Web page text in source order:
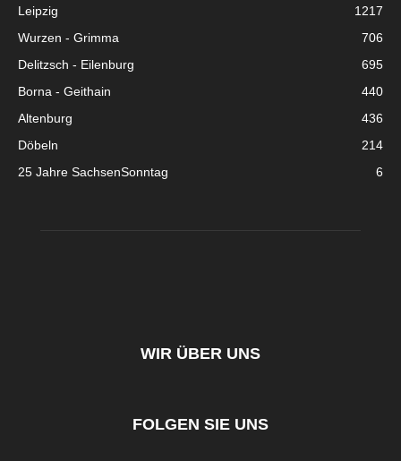
Leipzig
1217
Wurzen - Grimma
706
Delitzsch - Eilenburg
695
Borna - Geithain
440
Altenburg
436
Döbeln
214
25 Jahre SachsenSonntag
6
WIR ÜBER UNS
FOLGEN SIE UNS